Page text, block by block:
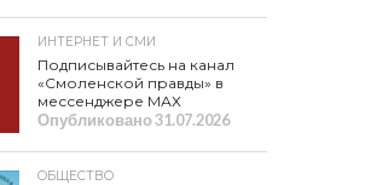
ИНТЕРНЕТ И СМИ
Подписывайтесь на канал
«Смоленской правды» в
мессенджере МАХ
Опубликовано31.07.2026
ОБЩЕСТВО